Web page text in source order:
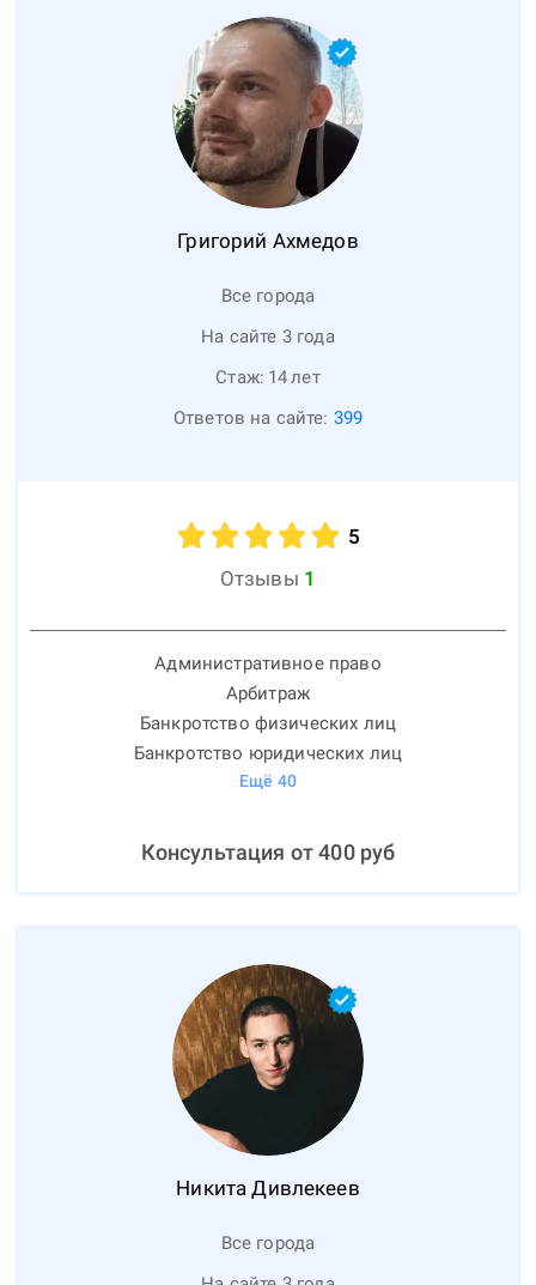
Григорий Ахмедов
Все города
На сайте 3 года
Стаж: 14лет
Ответов на сайте: 399
5
Отзывы 1
Административное право
Арбитраж
Банкротство физических лиц
Банкротство юридических лиц
Ещё 40
Консультация от400руб
Никита Дивлекеев
Все города